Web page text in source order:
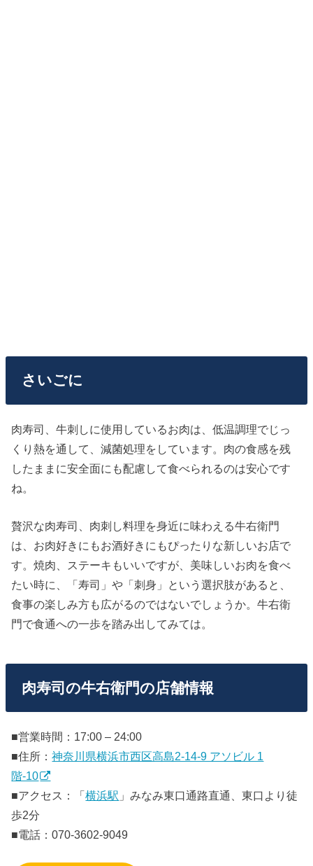
さいごに
肉寿司、牛刺しに使用しているお肉は、低温調理でじっ
くり熱を通して、減菌処理をしています。肉の食感を残
したままに安全面にも配慮して食べられるのは安心です
ね。
贅沢な肉寿司、肉刺し料理を身近に味わえる牛右衛門
は、お肉好きにもお酒好きにもぴったりな新しいお店で
す。焼肉、ステーキもいいですが、美味しいお肉を食べ
たい時に、「寿司」や「刺身」という選択肢があると、
食事の楽しみ方も広がるのではないでしょうか。牛右衛
門で食通への一歩を踏み出してみては。
肉寿司の牛右衛門の店舗情報
■営業時間：17:00 – 24:00
■住所：神奈川県横浜市西区高島2-14-9 アソビル 1
階-10
■アクセス：「横浜駅 」みなみ東口通路直通、東口より徒
歩2分
■電話：070-3602-9049